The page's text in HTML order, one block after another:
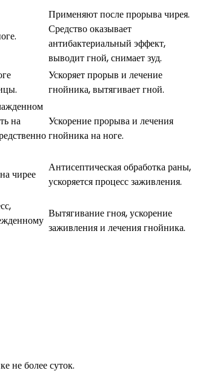
Применяют после прорыва чирея.
Средство оказывает
антибактериальный эффект,
выводит гной, снимает зуд.
Ускоряет прорыв и лечение
гнойника, вытягивает гной.
на
Ускорение прорыва и лечения
гнойника на ноге.
чирее
Антисептическая обработка раны,
ускоряется процесс заживления.
Вытягивание гноя, ускорение
заживления и лечения гнойника.
не более суток.